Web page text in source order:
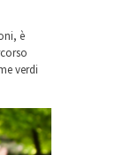
è
verdi